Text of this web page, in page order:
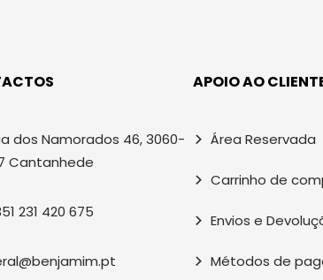
dos Namorados 46, 3060-
Cantanhede
231 420 675
APOIO AO
Área Reservada
Carrinho de
Envios e
Métodos de